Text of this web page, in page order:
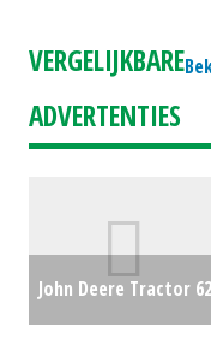
VERGELIJKBARE
ADVERTENTIES
John Deere Tractor